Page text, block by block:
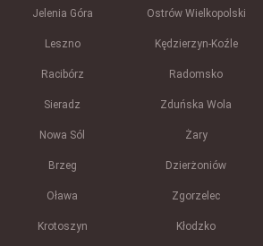
Jelenia Góra Ostrów Wielkopolski
Leszno Kędzierzyn-Koźle
Racibórz Radomsko
Sieradz Zduńska Wola
Nowa Sól Żary
Brzeg Dzierżoniów
Oława Zgorzelec
Krotoszyn Kłodzko